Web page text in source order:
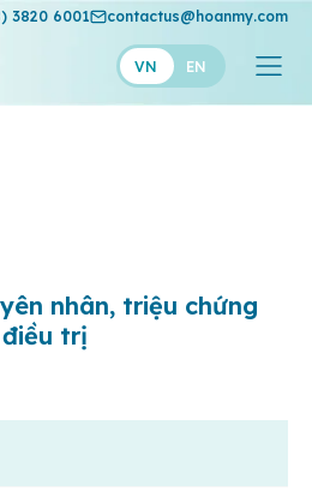
3820 6001 contactus@hoanmy.com
VN EN
Thuận Mỹnhân, triệu chứng
trị